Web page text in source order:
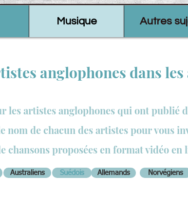
Musique Autres
anglophones dans les
lesartistes anglophones qui ont publié
nom de chacun des artistes pour vous
chansons proposéesen format vidéo en
Australiens Suédois Allemands Norvégiens